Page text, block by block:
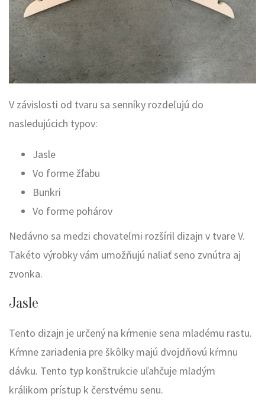
V závislosti od tvaru sa senníky rozdeľujú do
nasledujúcich typov:
Jasle
Vo forme žľabu
Bunkri
Vo forme pohárov
Nedávno sa medzi chovateľmi rozšíril dizajn v tvare V.
Takéto výrobky vám umožňujú naliať seno zvnútra aj
zvonka.
Jasle
Tento dizajn je určený na kŕmenie sena mladému rastu.
Kŕmne zariadenia pre škôlky majú dvojdňovú kŕmnu
dávku. Tento typ konštrukcie uľahčuje mladým
králikom prístup k čerstvému senu.